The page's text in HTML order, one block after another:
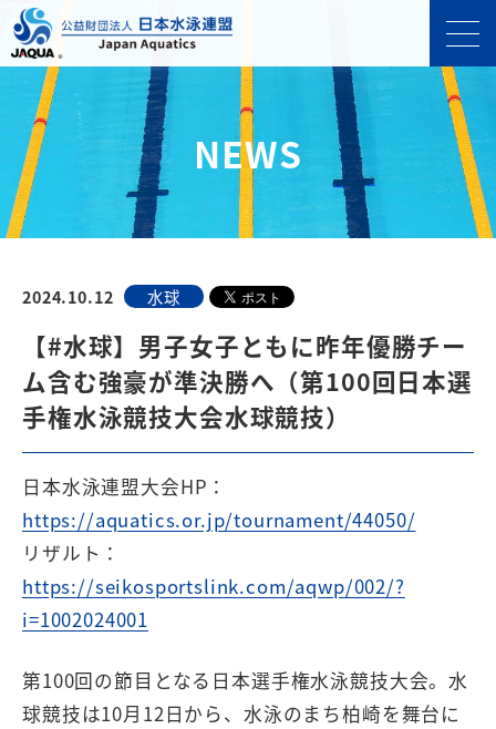
NEWS
2024.10.12 水球
【#水球】男子女子ともに昨年優勝チー
ム含む強豪が準決勝へ（第100回日本選
手権水泳競技大会水球競技）
日本水泳連盟大会HP：
https://aquatics.or.jp/tournament/44050/
リザルト：
https://seikosportslink.com/aqwp/002/?
i=1002024001
第100回の節目となる日本選手権水泳競技大会。水
球競技は10月12日から、水泳のまち柏崎を舞台に